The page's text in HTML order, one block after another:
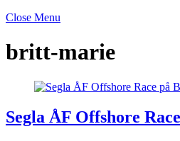
Close Menu
britt-marie
Segla ÅF Offshore